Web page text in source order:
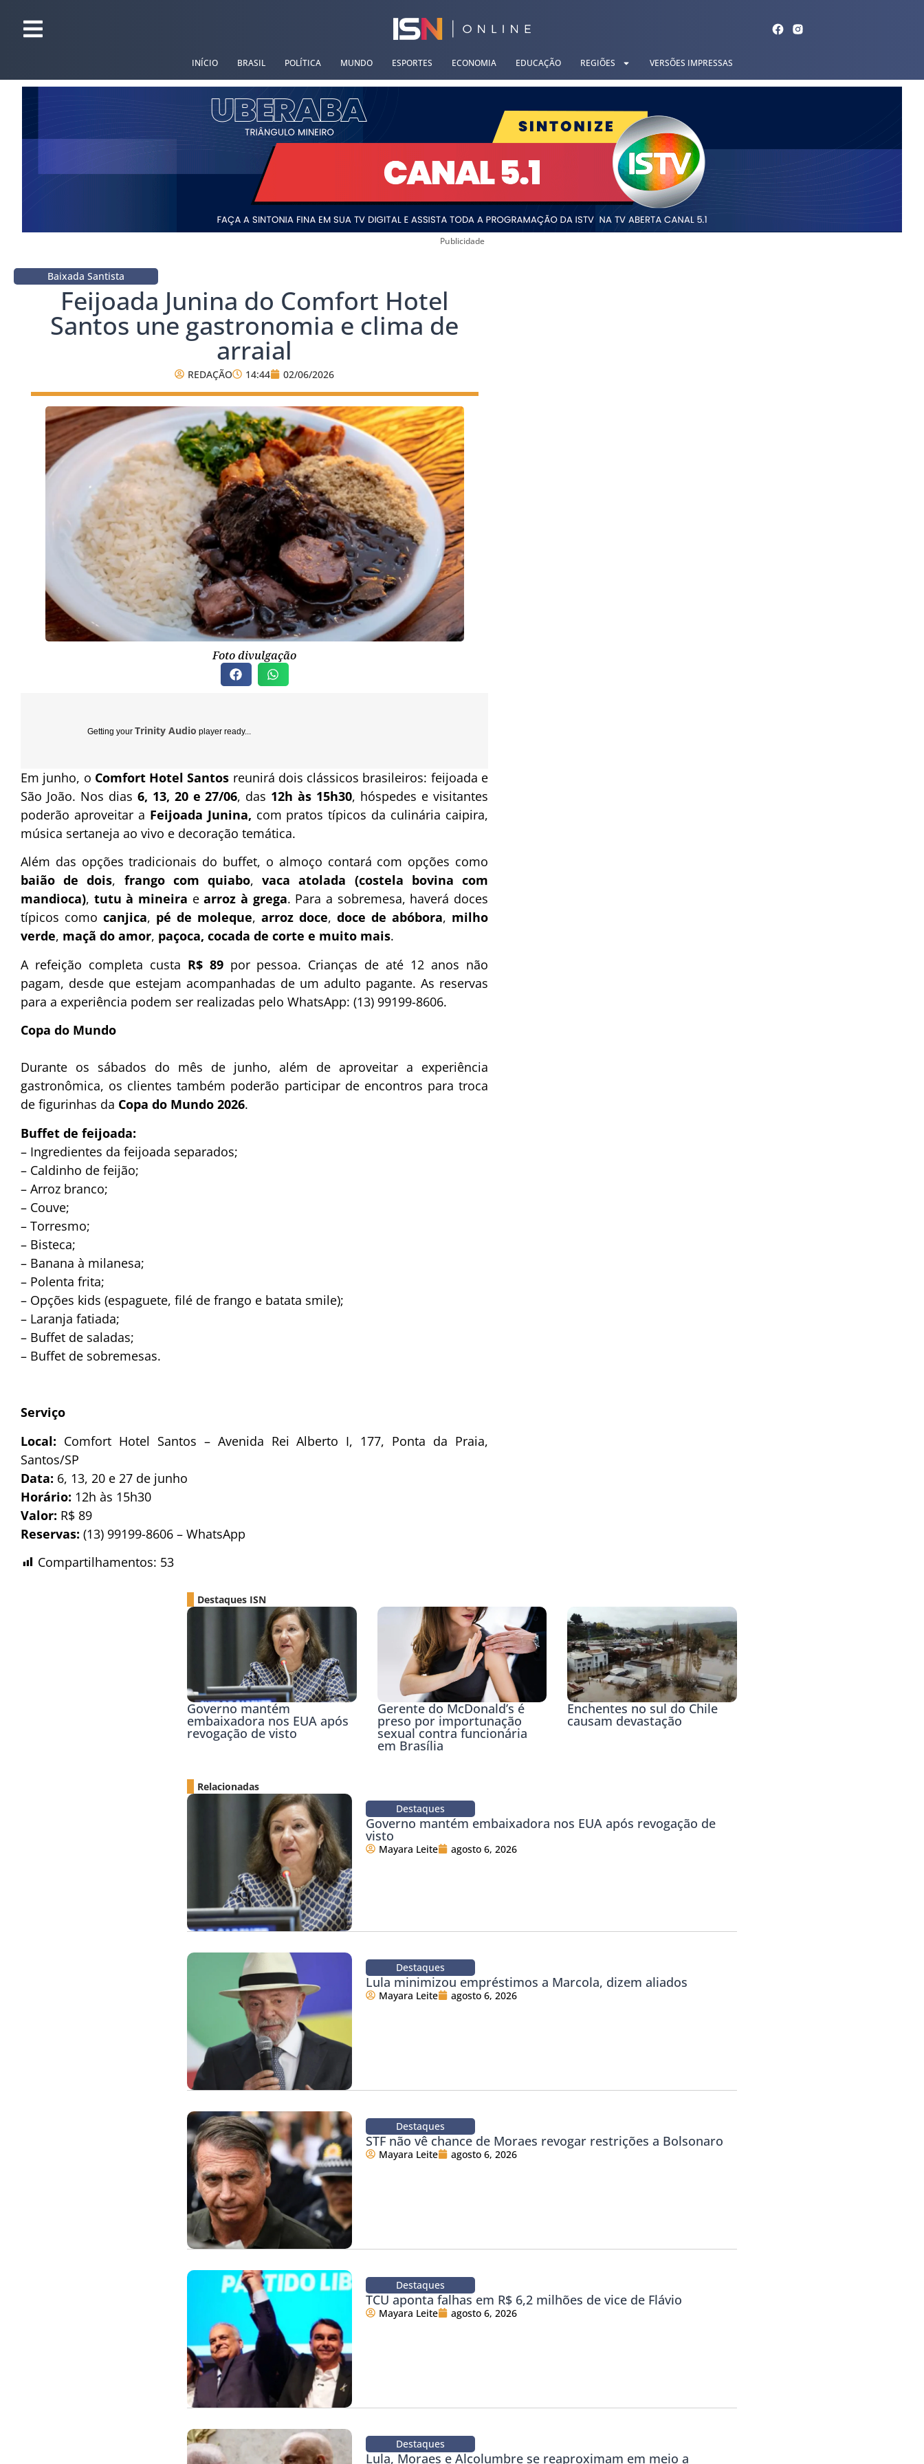
INÍCIO BRASIL POLÍTICA MUNDO ESPORTES ECONOMIA EDUCAÇÃO REGIÕES VERSÕES IMPRESSAS
Publicidade
Baixada Santista
Feijoada Junina do Comfort Hotel
Santos une gastronomia e clima de
arraial
REDAÇÃO 14:44 02/06/2026
Foto divulgação
Getting your Trinity Audio player ready...
Em junho, o Comfort Hotel Santos reunirá dois clássicos brasileiros: feijoada e
São João. Nos dias 6, 13, 20 e 27/06, das 12h às 15h30, hóspedes e visitantes
poderão aproveitar a Feijoada Junina, com pratos típicos da culinária caipira,
música sertaneja ao vivo e decoração temática.
Além das opções tradicionais do buffet, o almoço contará com opções como
baião de dois, frango com quiabo,vaca atolada (costela bovina com
mandioca), tutu à mineira earroz à grega. Para a sobremesa, haverá doces
típicos como canjica, pé de moleque, arroz doce, doce de abóbora, milho
verde, maçã do amor, paçoca, cocada de corte e muito mais.
A refeição completa custa R$ 89 por pessoa. Crianças de até 12 anos não
pagam, desde que estejam acompanhadas de um adulto pagante. As reservas
para a experiência podem ser realizadas pelo WhatsApp: (13) 99199-8606.
Copa do Mundo
Durante os sábados do mês de junho, além de aproveitar a experiência
gastronômica, os clientes também poderão participar de encontros para troca
de figurinhas da Copa do Mundo 2026.
Buffet de feijoada:
– Ingredientes da feijoada separados;
– Caldinho de feijão;
– Arroz branco;
– Couve;
– Torresmo;
– Bisteca;
– Banana à milanesa;
– Polenta frita;
– Opções kids (espaguete, filé de frango e batata smile);
– Laranja fatiada;
– Buffet de saladas;
– Buffet de sobremesas.
Serviço
Local: Comfort Hotel Santos – Avenida Rei Alberto I, 177, Ponta da Praia,
Santos/SP
Data: 6, 13, 20 e 27 de junho
Horário: 12h às 15h30
Valor: R$ 89
Reservas: (13) 99199-8606 – WhatsApp
Compartilhamentos: 53
Destaques ISN
Governo mantém
embaixadora nos EUA após
revogação de visto
Gerente do McDonald’s é
preso por importunação
sexual contra funcionária
em Brasília
Enchentes no sul do Chile
causam devastação
Relacionadas
Destaques
Governo mantém embaixadora nos EUA após revogação de
visto
Mayara Leite agosto 6, 2026
Destaques
Lula minimizou empréstimos a Marcola, dizem aliados
Mayara Leite agosto 6, 2026
Destaques
STF não vê chance de Moraes revogar restrições a Bolsonaro
Mayara Leite agosto 6, 2026
Destaques
TCU aponta falhas em R$ 6,2 milhões de vice de Flávio
Mayara Leite agosto 6, 2026
Destaques
Lula, Moraes e Alcolumbre se reaproximam em meio a